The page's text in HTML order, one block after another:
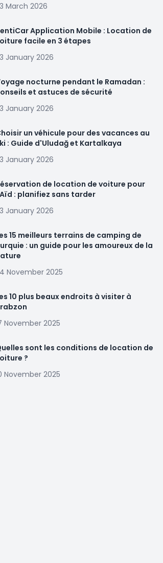
March 2026
Application Mobile : Location de
facile en 3 étapes
January 2026
nocturne pendant le Ramadan :
et astuces de sécurité
January 2026
un véhicule pour des vacances au
: Guide d'Uludağ et Kartalkaya
January 2026
de location de voiture pour
: planifiez sans tarder
January 2026
15 meilleurs terrains de camping de
: un guide pour les amoureux de la
November 2025
10 plus beaux endroits à visiter à
November 2025
sont les conditions de location de
?
November 2025